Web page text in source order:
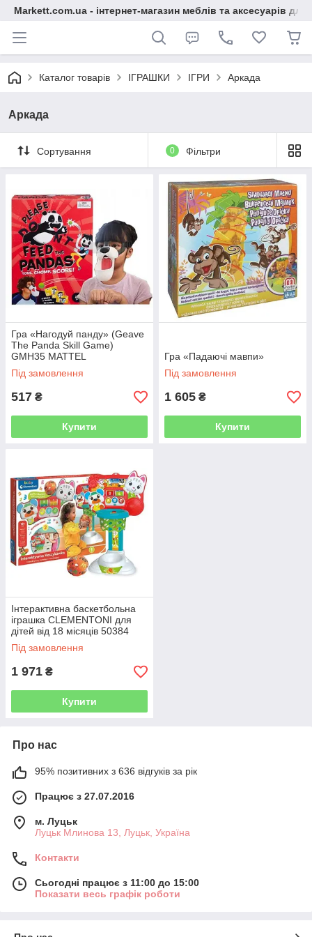
Markett.com.ua - інтернет-магазин меблів та аксесуарів для
Каталог товарів ІГРАШКИ ІГРИ Аркада
Аркада
Сортування 0 Фільтри
Гра «Нагодуй панду» (Geave
The Panda Skill Game)
GMH35 MATTEL
Під замовлення
517 ₴
Купити
Гра «Падаючі мавпи»
Під замовлення
1 605 ₴
Купити
Інтерактивна баскетбольна
іграшка CLEMENTONI для
дітей від 18 місяців 50384
Під замовлення
1 971 ₴
Купити
Про нас
95% позитивних з 636 відгуків за рік
Працює з 27.07.2016
м. Луцьк
Луцьк Млинова 13, Луцьк, Україна
Контакти
Сьогодні працює з 11:00 до 15:00
Показати весь графік роботи